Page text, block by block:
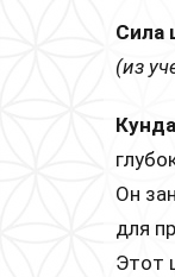
Сила
(из
Он
для
Этот